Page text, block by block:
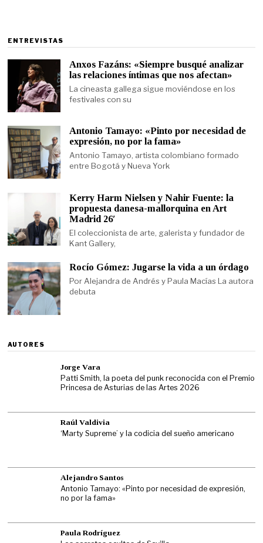
ENTREVISTAS
Anxos Fazáns: «Siempre busqué analizar
las relaciones íntimas que nos afectan»
La cineasta gallega sigue moviéndose en los
festivales con su
Antonio Tamayo: «Pinto por necesidad de
expresión, no por la fama»
Antonio Tamayo, artista colombiano formado
entre Bogotá y Nueva York
Kerry Harm Nielsen y Nahir Fuente: la
propuesta danesa-mallorquina en Art
Madrid 26′
El coleccionista de arte, galerista y fundador de
Kant Gallery,
Rocío Gómez: Jugarse la vida a un órdago
Por Alejandra de Andrés y Paula Macías La autora
debuta
AUTORES
Jorge Vara
Patti Smith, la poeta del punk reconocida con el Premio
Princesa de Asturias de las Artes 2026
Raúl Valdivia
‘Marty Supreme’ y la codicia del sueño americano
Alejandro Santos
Antonio Tamayo: «Pinto por necesidad de expresión,
no por la fama»
Paula Rodríguez